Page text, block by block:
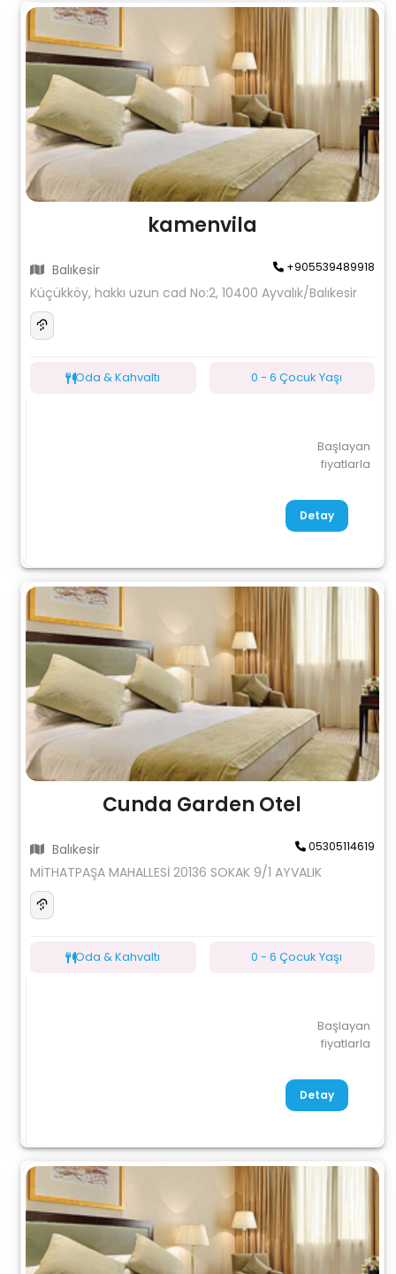
kamenvila
Balıkesir +905539489918
Küçükköy, hakkı uzun cad No:2, 10400 Ayvalık/Balıkesir
Oda & Kahvaltı 0 - 6 Çocuk Yaşı
Başlayan
fiyatlarla
Detay
Cunda Garden Otel
Balıkesir 05305114619
MİTHATPAŞA MAHALLESİ 20136 SOKAK 9/1 AYVALIK
Oda & Kahvaltı 0 - 6 Çocuk Yaşı
Başlayan
fiyatlarla
Detay